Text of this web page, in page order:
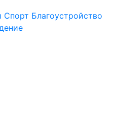
Спорт Благоустройство